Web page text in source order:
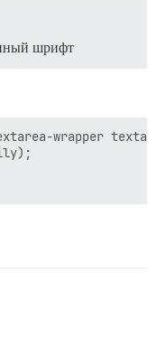
шрифт
wrapper